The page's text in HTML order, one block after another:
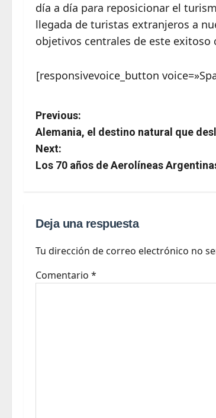
día a día para reposicionar el
llegada de turistas extranjeros a
objetivos centrales de este exitoso
[responsivevoice_button
P
o
s
a
v
i
Previous:
Alemania, el destino natural que
Next:
Los 70 años de Aerolíneas
Deja una respuesta
Tu dirección de correo electrónico no
Comentario *